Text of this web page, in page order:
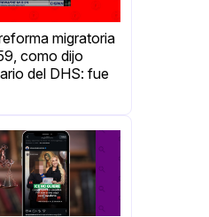
migratoria
como dijo
del DHS: fue